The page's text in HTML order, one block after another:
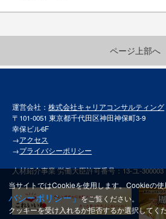
ページ上部へ
運営会社：株式会社キャリアコンサルティング
〒101-0051 東京都千代田区神田神保町3-9
幸保ビル6F
→アクセス
→プライバシーポリシー
人材紹介事業 労働大臣許可番号：13-ユ-300003
当サイトではCookieを使用します。Cookieの
バシーポリシー」をご覧ください。
クッキーを受け入れるか拒否するか選択してく